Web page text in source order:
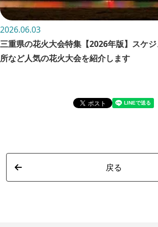
2026.06.03
三重県の花火大会特集【2026年版】スケ
所など人気の花火大会を紹介します
戻る